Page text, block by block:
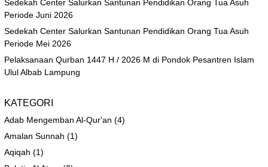
Sedekah Center Salurkan Santunan Pendidikan Orang Tua Asuh
Periode Juni 2026
Sedekah Center Salurkan Santunan Pendidikan Orang Tua Asuh
Periode Mei 2026
Pelaksanaan Qurban 1447 H / 2026 M di Pondok Pesantren Islam
Ulul Albab Lampung
KATEGORI
Adab Mengemban Al-Qur'an (4)
Amalan Sunnah (1)
Aqiqah (1)